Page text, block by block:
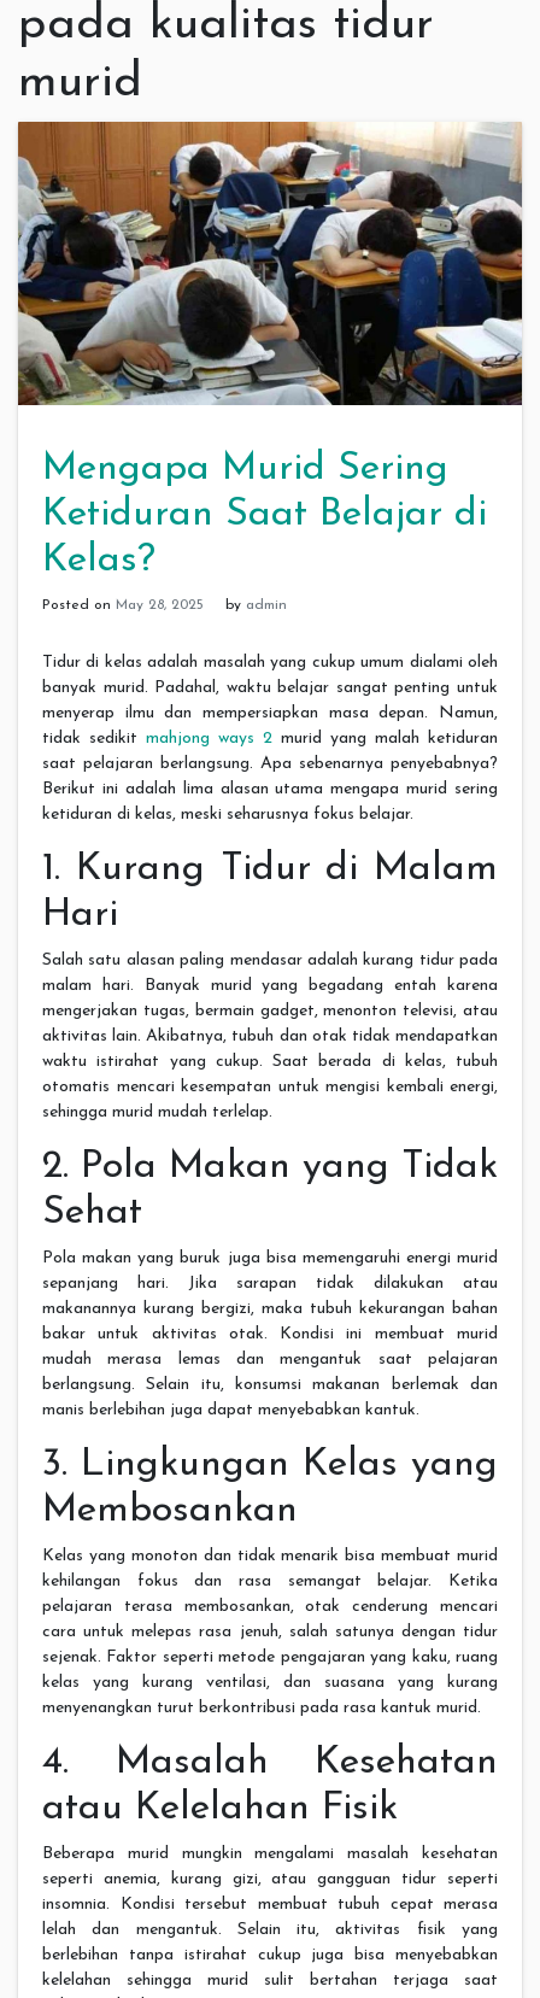
pada kualitas tidur
murid
Mengapa Murid Sering
Ketiduran Saat Belajar di
Kelas?
Posted on May 28, 2025 by admin
Tidur di kelas adalah masalah yang cukup umum dialami oleh
banyak murid. Padahal, waktu belajar sangat penting untuk
menyerap ilmu dan mempersiapkan masa depan. Namun,
tidak sedikit mahjong ways 2 murid yang malah ketiduran
saat pelajaran berlangsung. Apa sebenarnya penyebabnya?
Berikut ini adalah lima alasan utama mengapa murid sering
ketiduran di kelas, meski seharusnya fokus belajar.
1. Kurang Tidur di Malam
Hari
Salah satu alasan paling mendasar adalah kurang tidur pada
malam hari. Banyak murid yang begadang entah karena
mengerjakan tugas, bermain gadget, menonton televisi, atau
aktivitas lain. Akibatnya, tubuh dan otak tidak mendapatkan
waktu istirahat yang cukup. Saat berada di kelas, tubuh
otomatis mencari kesempatan untuk mengisi kembali energi,
sehingga murid mudah terlelap.
2. Pola Makan yang Tidak
Sehat
Pola makan yang buruk juga bisa memengaruhi energi murid
sepanjang hari. Jika sarapan tidak dilakukan atau
makanannya kurang bergizi, maka tubuh kekurangan bahan
bakar untuk aktivitas otak. Kondisi ini membuat murid
mudah merasa lemas dan mengantuk saat pelajaran
berlangsung. Selain itu, konsumsi makanan berlemak dan
manis berlebihan juga dapat menyebabkan kantuk.
3. Lingkungan Kelas yang
Membosankan
Kelas yang monoton dan tidak menarik bisa membuat murid
kehilangan fokus dan rasa semangat belajar. Ketika
pelajaran terasa membosankan, otak cenderung mencari
cara untuk melepas rasa jenuh, salah satunya dengan tidur
sejenak. Faktor seperti metode pengajaran yang kaku, ruang
kelas yang kurang ventilasi, dan suasana yang kurang
menyenangkan turut berkontribusi pada rasa kantuk murid.
4. Masalah Kesehatan
atau Kelelahan Fisik
Beberapa murid mungkin mengalami masalah kesehatan
seperti anemia, kurang gizi, atau gangguan tidur seperti
insomnia. Kondisi tersebut membuat tubuh cepat merasa
lelah dan mengantuk. Selain itu, aktivitas fisik yang
berlebihan tanpa istirahat cukup juga bisa menyebabkan
kelelahan sehingga murid sulit bertahan terjaga saat